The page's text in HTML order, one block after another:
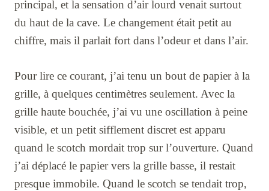
principal, et la sensation d’air lourd venait surtout
du haut de la cave. Le changement était petit au
chiffre, mais il parlait fort dans l’odeur et dans l’air.
Pour lire ce courant, j’ai tenu un bout de papier à la
grille, à quelques centimètres seulement. Avec la
grille haute bouchée, j’ai vu une oscillation à peine
visible, et un petit sifflement discret est apparu
quand le scotch mordait trop sur l’ouverture. Quand
j’ai déplacé le papier vers la grille basse, il restait
presque immobile. Quand le scotch se tendait trop,